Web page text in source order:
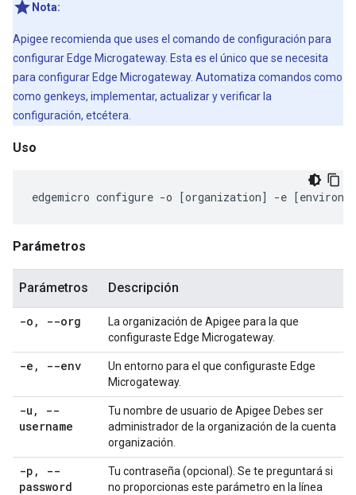
Nota:
Apigee recomienda que uses el comando de configuración para
configurar Edge Microgateway. Esta es el único que se necesita
para configurar Edge Microgateway. Automatiza comandos como
como genkeys, implementar, actualizar y verificar la
configuración, etcétera.
Uso
edgemicro configure -o [organization] -e [
Parámetros
Parámetros Descripción
-o , --org
La organización de Apigee para la que
configuraste Edge Microgateway.
-e , --env
Un entorno para el que configuraste Edge
Microgateway.
-u ,
--
username
Tu nombre de usuario de Apigee Debes ser
administrador de la organización de la cuenta
organización.
-p ,
--
password
Tu contraseña (opcional). Se te preguntará si
no proporcionas este parámetro en la línea